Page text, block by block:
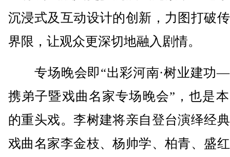
沉浸式及互动设计的创新，力图打破
界限，让观众更深切地融入剧情。
专场晚会即“出彩河南·树业建功—
携弟子暨戏曲名家专场晚会”，也是
的重头戏。李树建将亲自登台演绎经
戏曲名家李金枝、杨帅学、柏青、盛